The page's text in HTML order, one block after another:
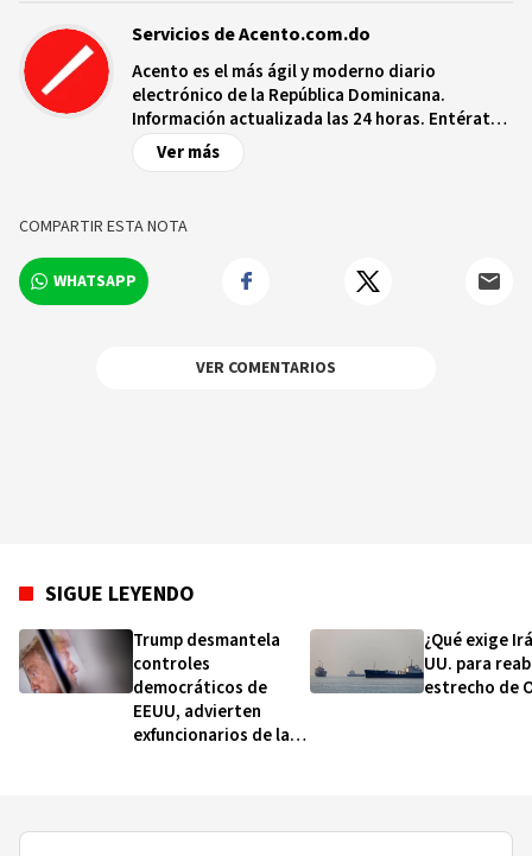
Servicios de Acento.com.do
Acento es el más ágil y moderno diario
electrónico de la República Dominicana.
Información actualizada las 24 horas. Entérate
de las noticias y sucesos más importantes a
nivel nacional e internacional, videos y fotos
Ver más
COMPARTIR ESTA NOTA
WHATSAPP
VER COMENTARIOS
SIGUE LEYENDO
Trump desmantela
controles
democráticos de
EEUU, advierten
exfuncionarios de la
¿Qué exige
UU. para
estrecho de